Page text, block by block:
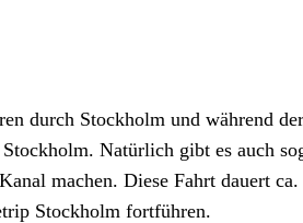
durch Stockholm und während
Natürlich gibt es auch
machen. Diese Fahrt dauert
Stockholm fortführen.